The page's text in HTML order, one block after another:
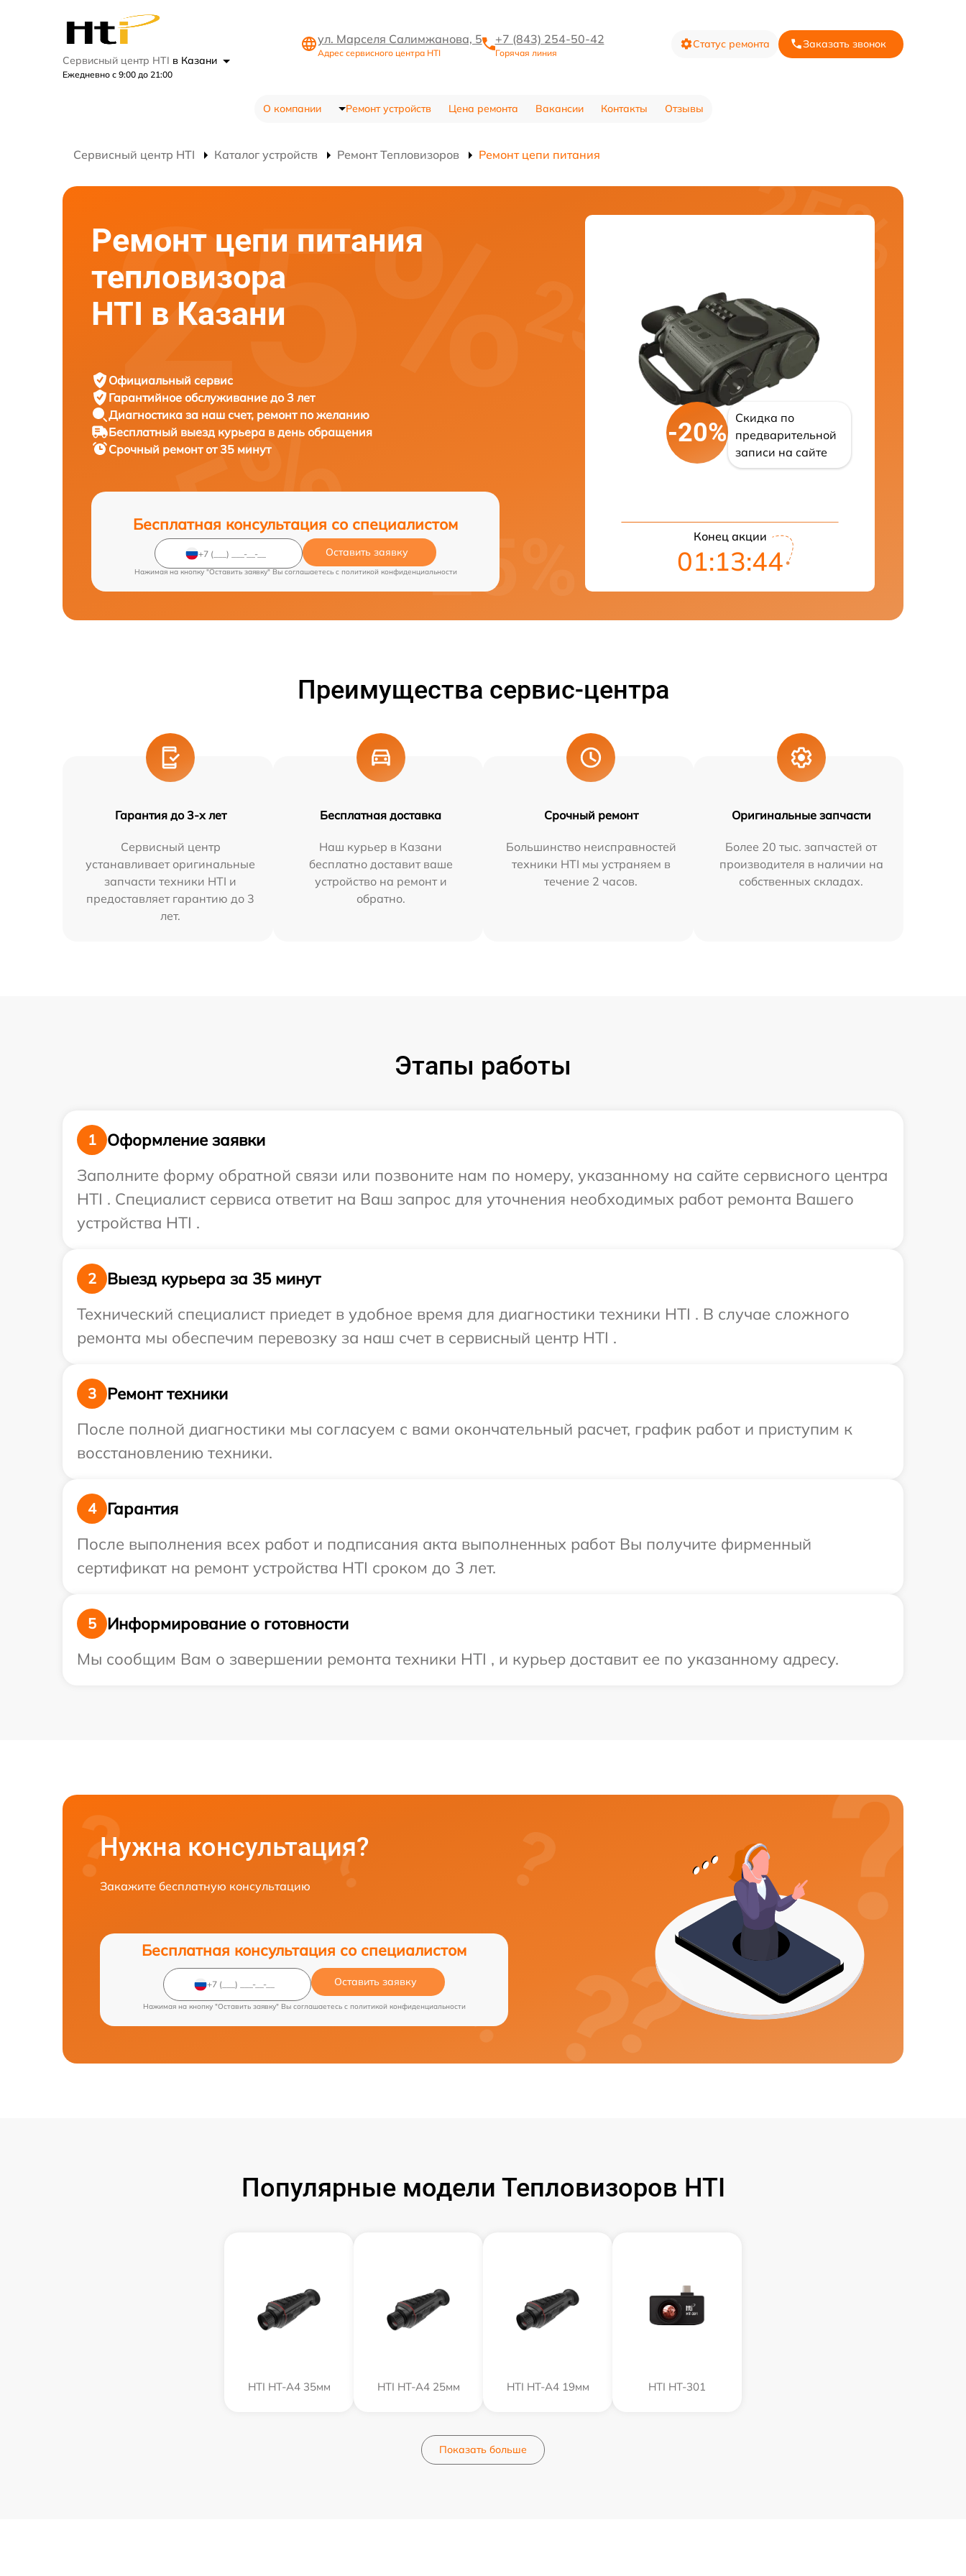
Сервисный центр HTI в Казани
Ежедневно с 9:00 до 21:00
ул. Марселя Салимжанова, 5
Адрес сервисного центра HTI
+7 (843) 254-50-42
Горячая линия
Статус ремонта Заказать звонок
О компании Ремонт устройств Цена ремонта Вакансии Контакты Отзывы
Сервисный центр HTI Каталог устройств Ремонт Тепловизоров Ремонт цепи питания
Ремонт цепи питания
тепловизора
HTI в Казани
Официальный сервис
Гарантийное обслуживание до 3 лет
Диагностика за наш счет, ремонт по желанию
Бесплатный выезд курьера в день обращения
Срочный ремонтот 35 минут
Бесплатная консультация со специалистом
Оставить заявку
Нажимая на кнопку "Оставить заявку" Вы соглашаетесь c политикой конфиденциальности
-20%
Скидка по
предварительной
записи на сайте
Конец акции
01:13:43
Преимущества сервис-центра
Гарантия до 3-х лет
Сервисный центр
устанавливает оригинальные
запчасти техники HTI и
предоставляет гарантию до 3
лет.
Бесплатная доставка
Наш курьер в Казани
бесплатно доставит ваше
устройство на ремонт и
обратно.
Срочный ремонт
Большинство неисправностей
техники HTI мы устраняем в
течение 2 часов.
Оригинальные запчасти
Более 20 тыс. запчастей от
производителя в наличии на
собственных складах.
Этапы работы
1
Оформление заявки
Заполните форму обратной связи или позвоните нам по номеру, указанному на сайте сервисного центра
HTI . Специалист сервиса ответит на Ваш запрос для уточнения необходимых работ ремонта Вашего
устройства HTI .
2
Выезд курьера за 35 минут
Технический специалист приедет в удобное время для диагностики техники HTI . В случае сложного
ремонта мы обеспечим перевозку за наш счет в сервисный центр HTI .
3
Ремонт техники
После полной диагностики мы согласуем с вами окончательный расчет, график работ и приступим к
восстановлению техники.
4
Гарантия
После выполнения всех работ и подписания акта выполненных работ Вы получите фирменный
сертификат на ремонт устройства HTI сроком до 3 лет.
5
Информирование о готовности
Мы сообщим Вам о завершении ремонта техники HTI , и курьер доставит ее по указанному адресу.
Нужна консультация?
Закажите бесплатную консультацию
Бесплатная консультация со специалистом
Оставить заявку
Нажимая на кнопку "Оставить заявку" Вы соглашаетесь c политикой конфиденциальности
Популярные модели Тепловизоров HTI
HTI HT-A4 35мм HTI HT-A4 25мм HTI HT-A4 19мм HTI HT-301
Показать больше